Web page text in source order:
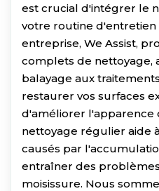
est crucial d'intégrer le
votre routine d'entretien
entreprise, We Assist,
complets de nettoyage,
balayage aux
restaurer vos surfaces
d'améliorer l'apparence
nettoyage régulier aide
causés par
entraîner des
moisissure. Nous